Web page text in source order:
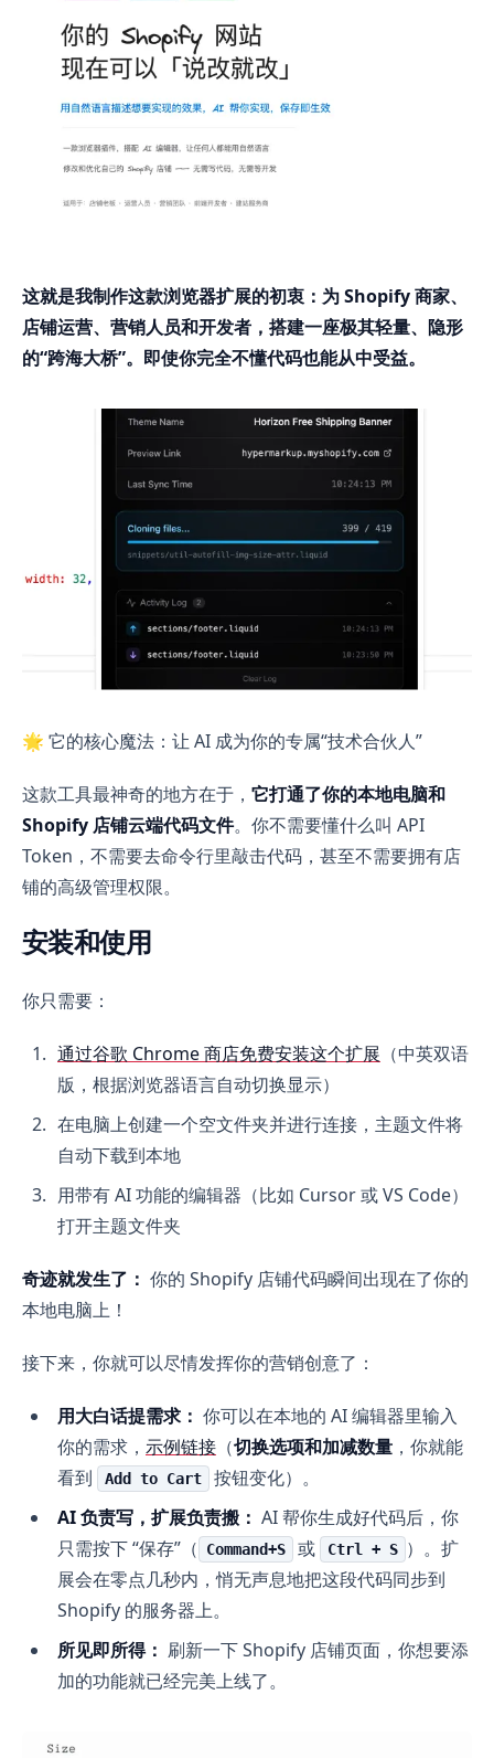
这就是我制作这款浏览器扩展的初衷：为 Shopify 商家、
店铺运营、营销人员和开发者，搭建一座极其轻量、隐形
的“跨海大桥”。即使你完全不懂代码也能从中受益。
🌟 它的核心魔法：让 AI 成为你的专属“技术合伙人”
这款工具最神奇的地方在于， 它打通了你的本地电脑和
Shopify 店铺云端代码文件。你不需要懂什么叫 API
Token，不需要去命令行里敲击代码，甚至不需要拥有店
铺的高级管理权限。
安装和使用
你只需要：
通过谷歌 Chrome 商店免费安装这个扩展 （中英双语
版，根据浏览器语言自动切换显示）
在电脑上创建一个空文件夹并进行连接，主题文件将
自动下载到本地
用带有 AI 功能的编辑器（比如 Cursor 或 VS Code）
打开主题文件夹
奇迹就发生了： 你的 Shopify 店铺代码瞬间出现在了你的
本地电脑上！
接下来，你就可以尽情发挥你的营销创意了：
用大白话提需求： 你可以在本地的 AI 编辑器里输入
你的需求， 示例链接 （切换选项和加减数量 ，你就能
看到
Add to Cart
按钮变化）。
AI 负责写，扩展负责搬： AI 帮你生成好代码后，你
只需按下 “保存”（
Command+S 或 Ctrl + S ）。扩
展会在零点几秒内，悄无声息地把这段代码同步到
Shopify 的服务器上。
所见即所得： 刷新一下 Shopify 店铺页面，你想要添
加的功能就已经完美上线了。